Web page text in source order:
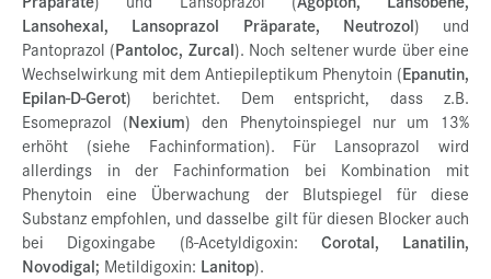
Lansohexal, Lansoprazol Präparate, Neutrozol) und
Pantoprazol (Pantoloc, Zurcal). Noch seltener wurde über eine
Wechselwirkung mit dem Antiepileptikum Phenytoin (Epanutin,
Epilan-D-Gerot) berichtet. Dem entspricht, dass z.B.
Esomeprazol (Nexium) den Phenytoinspiegel nur um 13%
erhöht (siehe Fachinformation). Für Lansoprazol wird
allerdings in der Fachinformation bei Kombination mit
Phenytoin eine Überwachung der Blutspiegel für diese
Substanz empfohlen, und dasselbe gilt für diesen Blocker auch
bei Digoxingabe (ß-Acetyldigoxin: Corotal, Lanatilin,
Novodigal; Metildigoxin: Lanitop).